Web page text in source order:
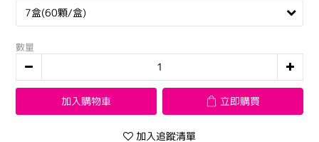
數量
加入購物車 立即購買
加入追蹤清單